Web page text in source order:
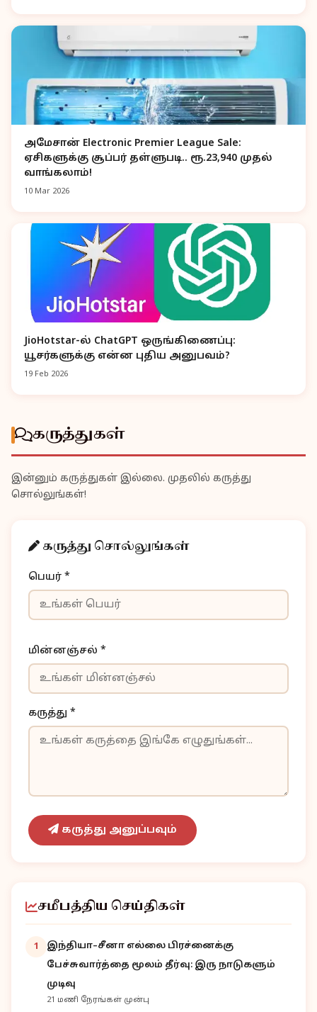
அமேசான் Electronic Premier League Sale:
ஏசிகளுக்கு சூப்பர் தள்ளுபடி.. ரூ.23,940 முதல்
வாங்கலாம்!
10 Mar 2026
JioHotstar-ல் ChatGPT ஒருங்கிணைப்பு:
யூசர்களுக்கு என்ன புதிய அனுபவம்?
19 Feb 2026
கருத்துகள்
இன்னும் கருத்துகள் இல்லை. முதலில் கருத்து
சொல்லுங்கள்!
கருத்து சொல்லுங்கள்
பெயர் *
மின்னஞ்சல் *
கருத்து *
கருத்து அனுப்பவும்
சமீபத்திய செய்திகள்
1
இந்தியா–சீனா எல்லை பிரச்னைக்கு
பேச்சுவார்த்தை மூலம் தீர்வு: இரு நாடுகளும்
முடிவு
21 மணி நேரங்கள் முன்பு